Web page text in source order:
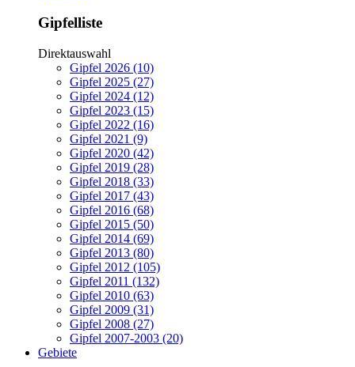
Gipfelliste
Direktauswahl
Gipfel 2026 (10)
Gipfel 2025 (27)
Gipfel 2024 (12)
Gipfel 2023 (15)
Gipfel 2022 (16)
Gipfel 2021 (9)
Gipfel 2020 (42)
Gipfel 2019 (28)
Gipfel 2018 (33)
Gipfel 2017 (43)
Gipfel 2016 (68)
Gipfel 2015 (50)
Gipfel 2014 (69)
Gipfel 2013 (80)
Gipfel 2012 (105)
Gipfel 2011 (132)
Gipfel 2010 (63)
Gipfel 2009 (31)
Gipfel 2008 (27)
Gipfel 2007-2003 (20)
Gebiete